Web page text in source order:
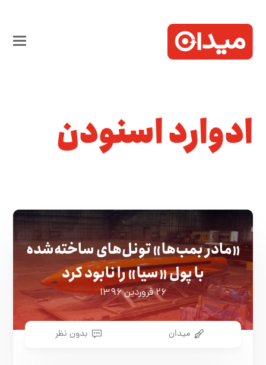
ادوارد اسنودن
«مادر بمب‌ها» تونل‌های ساخته‌شده
با پول «سیا» را نابود کرد
۲۶ فروردین ۱۳۹۶
میدان بدون نظر